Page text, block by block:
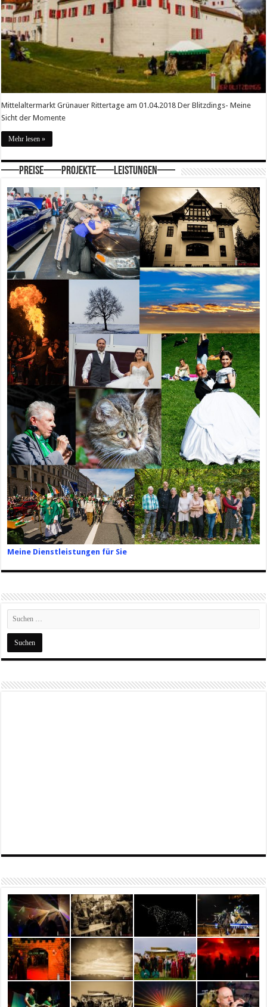
Mittelaltermarkt Grünauer Rittertage am 01.04.2018 Der Blitzdings- Meine
Sicht der Momente
Mehr lesen »
—–Preise—–Projekte—–Leistungen—–
Meine Dienstleistungen für Sie